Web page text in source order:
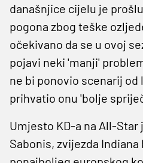
današnjice cijelu je
pogona zbog teške
očekivano da se u ovoj
pojavi neki 'manji'
ne bi ponovio scenarij od
prihvatio onu 'bolje
Umjesto KD-a na All-Star
Sabonis, zvijezda Indiana